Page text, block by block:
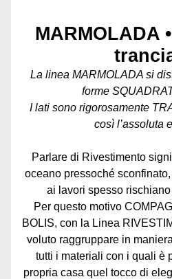
MARMOLADA
La linea MARMOLADA si
forme
I lati sono rigorosamente
così l’assoluta
Parlare di Rivestimento
oceano pressoché
ai lavori spesso
Per questo motivo
BOLIS, con la Linea
voluto raggruppare in
tutti i materiali con i quali è
propria casa quel tocco di